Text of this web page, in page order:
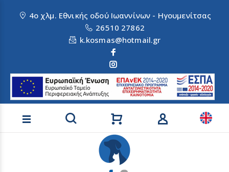
4ο χλμ. Εθνικής οδού Ιωαννίνων - Ηγουμενίτσας
26510 27862
k.kosmas@hotmail.gr
Αναζήτηση προϊόντων